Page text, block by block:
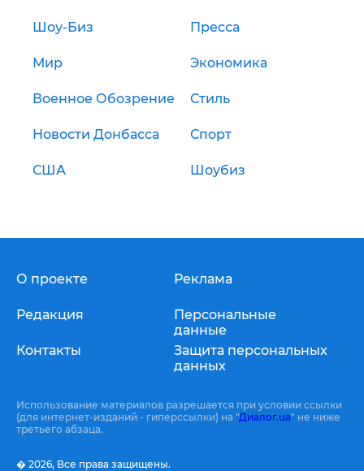
Шоу-Биз Пресса
Мир Экономика
Военное Обозрение Стиль
Новости Донбасса Спорт
США Шоубиз
О проекте
Редакция
Контакты
Реклама
Персональные
данные
Защита персональных
данных
Использование материалов разрешается при условии ссылки
(для интернет-изданий - гиперссылки) на "Диалог.ua" не ниже
третьего абзаца.
� 2026, Все права защищены.